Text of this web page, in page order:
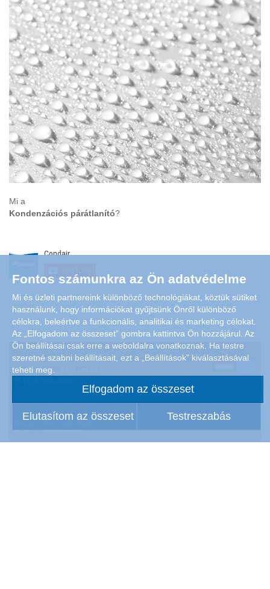
Mi a
Kondenzációs párátlanító?
Condair Kft.
Barázda utca 42. II.em 201.
Fontos számunkra az Ön adatvédelme
Mi és üzleti partnereink különböző technológiákat, köztük sütiket
használunk, hogy információkat gyűjtsünk Önről különböző
célokra, beleértve a funkcionális, analitikai és marketing célokat.
Az „Elfogadom az összeset” gombra kattintva Ön hozzájárul. Az
Ön beállításai csak erre a weboldalra vonatkoznak. Ha testre
szeretné szabni beállításait, ezt a „Beállítások” kiválasztásával
teheti meg.
Elfogadom az összeset
Elutasítom az összeset Testreszabás